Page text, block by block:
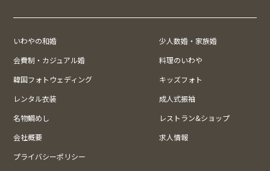
いわやの和婚
少人数婚・家族婚
会費制・カジュアル婚
料理のいわや
韓国フォトウェディング
キッズフォト
レンタル衣装
成人式振袖
名物鯛めし
レストラン&ショップ
会社概要
求人情報
プライバシーポリシー